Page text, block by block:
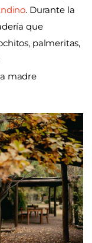
. Durante la
que
palmeritas,
madre